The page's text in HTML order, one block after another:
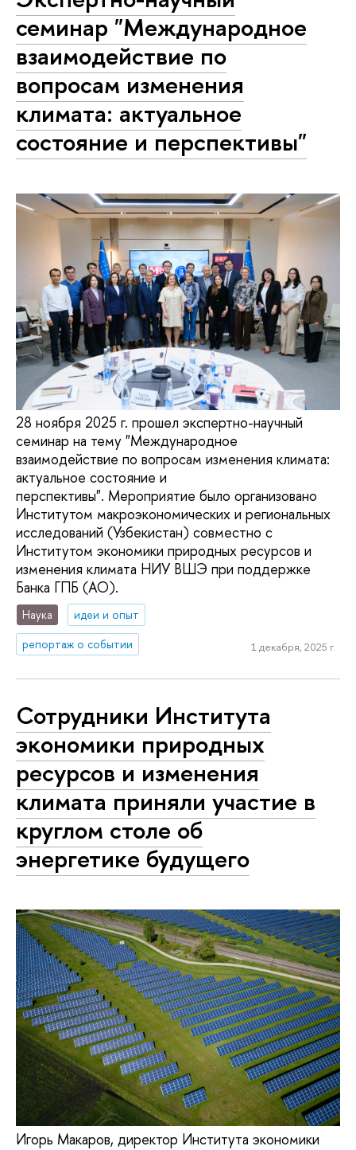
семинар "Международное
взаимодействие по
вопросам изменения
климата: актуальное
состояние и перспективы"
28 ноября 2025 г. прошел экспертно-научный
семинар на тему "Международное
взаимодействие по вопросам изменения климата:
актуальное состояние и
перспективы". Мероприятие было организовано
Институтом макроэкономических и региональных
исследований (Узбекистан) совместно с
Институтом экономики природных ресурсов и
изменения климата НИУ ВШЭ при поддержке
Банка ГПБ (АО).
Наука
идеи и опыт
репортаж о событии
1 декабря, 2025 г.
Сотрудники Института
экономики природных
ресурсов и изменения
климата приняли участие в
круглом столе об
энергетике будущего
Игорь Макаров, директор Института экономики